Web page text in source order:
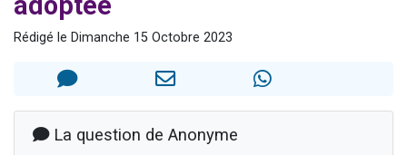
30 personnes viennent de faire un don pour Sauvez la jambe de Yohan
Il reste 49 places pour étudier en groupe sur Zoom
Rédigé le Dimanche 15 Octobre 2023
La question de Anonyme